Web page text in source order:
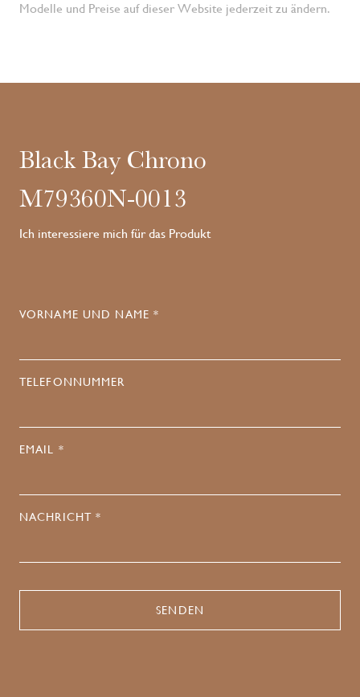
Modelle und Preise auf dieser Website jederzeit zu ändern.
Black Bay Chrono
M79360N-0013
Ich interessiere mich für das Produkt
VORNAME UND NAME *
TELEFONNUMMER
EMAIL *
NACHRICHT *